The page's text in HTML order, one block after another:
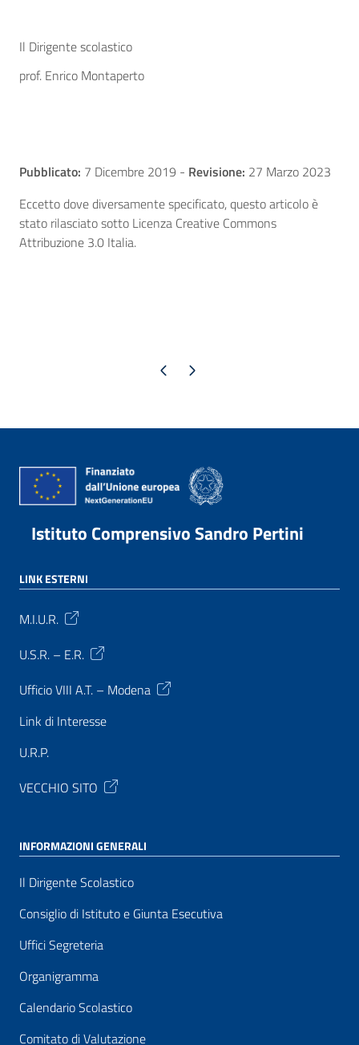
Il Dirigente scolastico
prof. Enrico Montaperto
Pubblicato: 7 Dicembre 2019 - Revisione: 27 Marzo 2023
Eccetto dove diversamente specificato, questo articolo è
stato rilasciato sotto Licenza Creative Commons
Attribuzione 3.0 Italia.
Pagina precedente
Pagina successiva
Istituto Comprensivo Sandro Pertini
LINK ESTERNI
M.I.U.R.
U.S.R. – E.R.
Ufficio VIII A.T. – Modena
Link di Interesse
U.R.P.
VECCHIO SITO
INFORMAZIONI GENERALI
Il Dirigente Scolastico
Consiglio di Istituto e Giunta Esecutiva
Uffici Segreteria
Organigramma
Calendario Scolastico
Comitato di Valutazione